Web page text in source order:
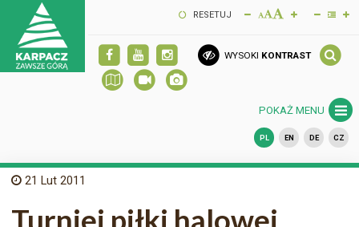
RESETUJ
WYSOKI KONTRAST
POKAŻ MENU
PL EN DE CZ
21 Lut 2011